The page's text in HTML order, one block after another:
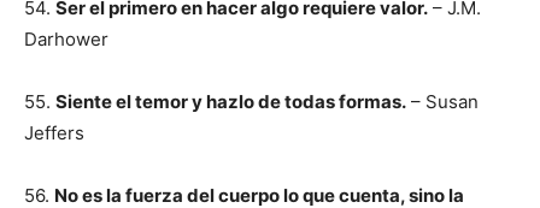
54. Ser el primero en hacer algo requiere valor. – J.M.
Darhower
55. Siente el temor y hazlo de todas formas. – Susan
Jeffers
56. No es la fuerza del cuerpo lo que cuenta, sino la